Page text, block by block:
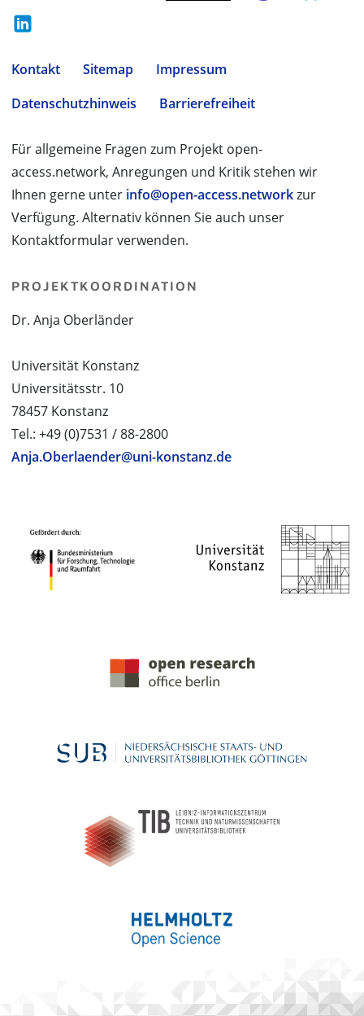
Kontakt Sitemap
Impressum
Datenschutzhinweis
Barrierefreiheit
Für allgemeine Fragen zum Projekt open-
access.network, Anregungen und Kritik stehen wir
Ihnen gerne unter info@open-access.networkzur
Verfügung. Alternativ können Sie auch unser
Kontaktformular verwenden.
PROJEKTKOORDINATION
Dr. Anja Oberländer
Universität Konstanz
Universitätsstr. 10
78457 Konstanz
Tel.: +49 (0)7531 / 88-2800
Anja.Oberlaender@uni-konstanz.de